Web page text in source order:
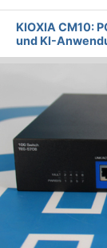
KIOXIA CM10:
und KI-